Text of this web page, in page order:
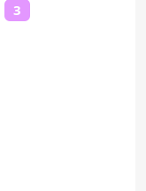
3